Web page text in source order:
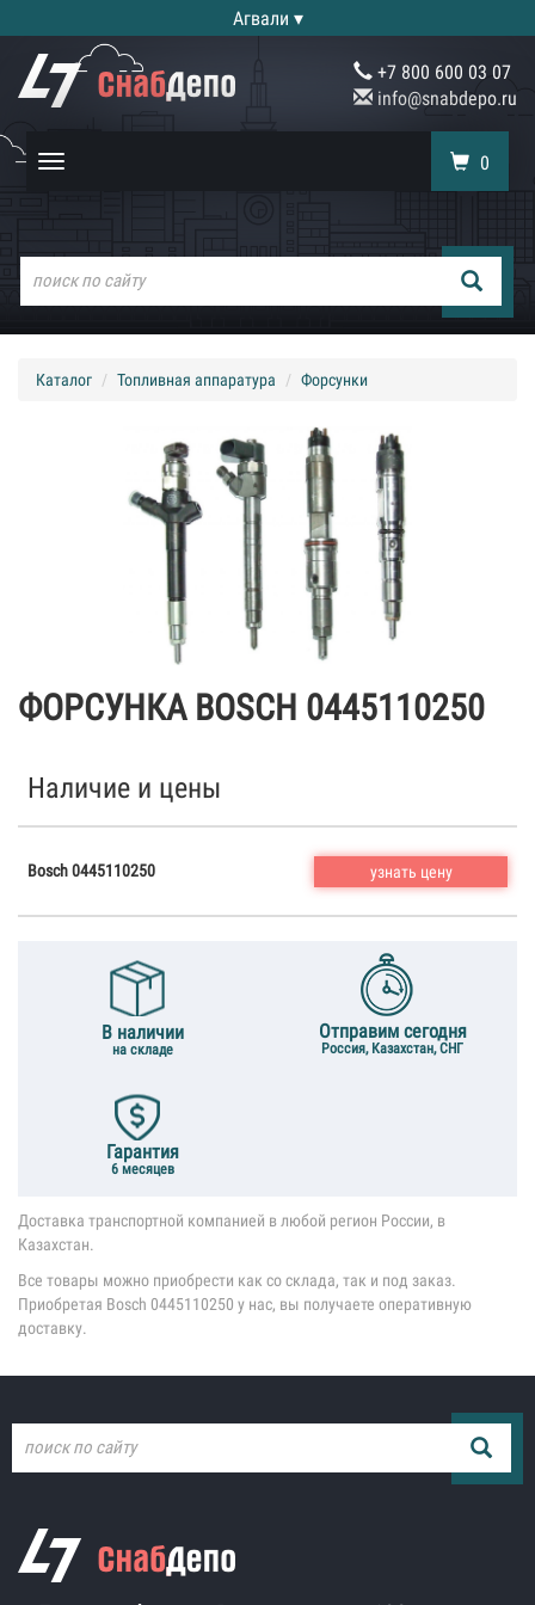
Агвали ▾
+7 800 600 03 07
info@snabdepo.ru
Toggle
0
Каталог Топливная аппаратура Форсунки
ФОРСУНКА BOSCH 0445110250
Наличие и цены
Bosch 0445110250 узнать цену
В наличии
на складе
Отправим сегодня
Россия, Казахстан, СНГ
Гарантия
6 месяцев
Доставка транспортной компанией в любой регион России, в
Казахстан.
Все товары можно приобрести как со склада, так и под заказ.
Приобретая Bosch 0445110250 у нас, вы получаете оперативную
доставку.